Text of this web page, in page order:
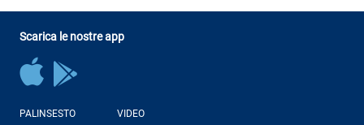
Scarica le nostre app
PALINSESTO VIDEO